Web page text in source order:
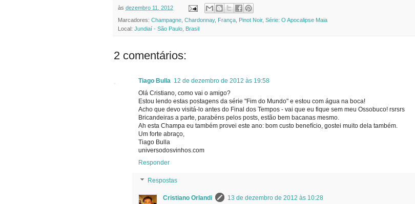
às dezembro 11, 2012
Marcadores: Champagne Chardonnay, França Pinot Noir, Série: O Apocalipse Maia
Local: Jundiaí - São Paulo, Brasil
2 comentários:
Tiago Bulla 12 de dezembro de 2012 às 19:58
Olá Cristiano, como vai o amigo?
Estou lendo estas postagens da série "Fim do Mundo" e estou com água na boca!
Acho que devo visitá-lo antes do Final dos Tempos - vai que eu fique sem meu Ossobuco! rsrsrs
Bricandeiras a parte, parabéns pelos posts, estão bem bacanas mesmo.
Ah esta Champa eu também provei este ano: bom custo benefício, gostei muito dela também.
Um forte abraço,
Tiago Bulla
universodosvinhos.com
Responder
Respostas
Cristiano Orlandi
13 de dezembro de 2012 às 10:28